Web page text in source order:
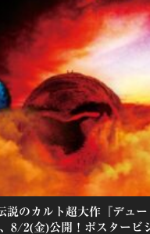
説のカルト超大作『デュ
8/2(金)公開！ポスタービ